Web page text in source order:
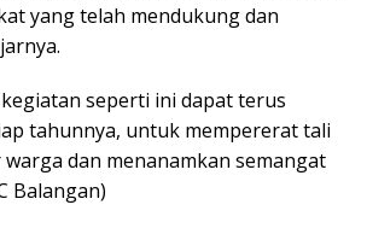
yang telah mendukung dan
seperti ini dapat terus
tahunnya, untuk mempererat tali
dan menanamkan semangat
Balangan)